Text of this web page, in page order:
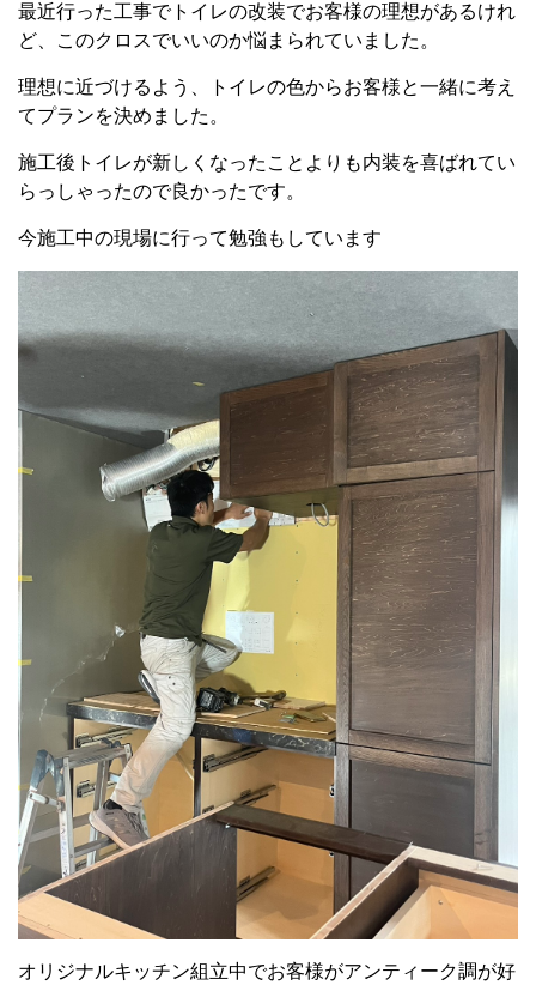
最近行った工事でトイレの改装でお客様の理想があるけれ
ど、このクロスでいいのか悩まられていました。
理想に近づけるよう、トイレの色からお客様と一緒に考え
てプランを決めました。
施工後トイレが新しくなったことよりも内装を喜ばれてい
らっしゃったので良かったです。
今施工中の現場に行って勉強もしています
オリジナルキッチン組立中でお客様がアンティーク調が好